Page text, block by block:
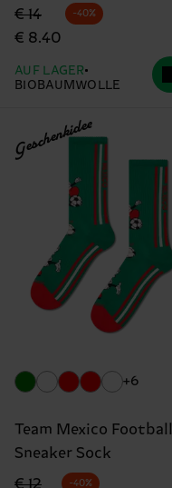
Originalpreis
€ 14
Reduzierter Preis
€ 8.40
-40%
AUF LAGER
BIOBAUMWOLLE
Geschenkidee
+6
Team Mexico Football
Sneaker Sock
Originalpreis
Reduzierter Preis
-40%